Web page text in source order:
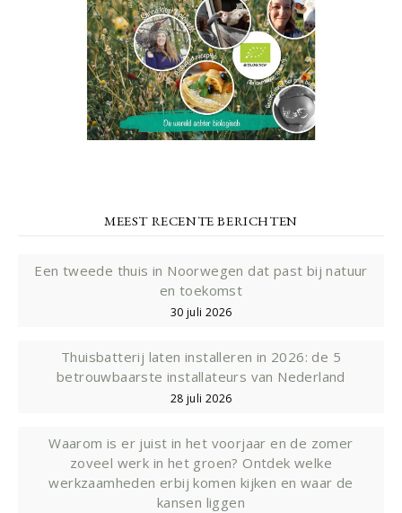
MEEST RECENTE BERICHTEN
Een tweede thuis in Noorwegen dat past bij natuur
en toekomst
30 juli 2026
Thuisbatterij laten installeren in 2026: de 5
betrouwbaarste installateurs van Nederland
28 juli 2026
Waarom is er juist in het voorjaar en de zomer
zoveel werk in het groen? Ontdek welke
werkzaamheden erbij komen kijken en waar de
kansen liggen